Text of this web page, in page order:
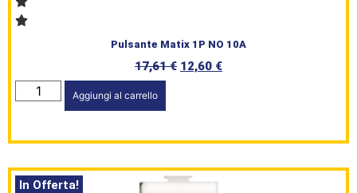
Pulsante Matix 1P NO 10A
17,61€ 12,60 €
Aggiungi al carrello
In Offerta!